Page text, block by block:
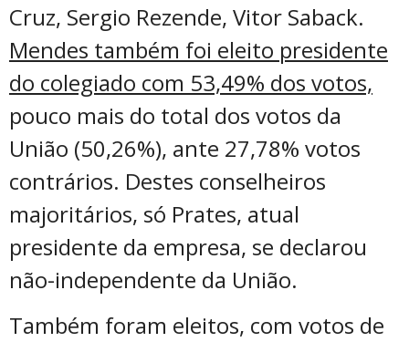
Cruz, Sergio Rezende, Vitor Saback.
Mendes também foi eleito presidente
do colegiado com 53,49% dos votos,
pouco mais do total dos votos da
União (50,26%), ante 27,78% votos
contrários. Destes conselheiros
majoritários, só Prates, atual
presidente da empresa, se declarou
não-independente da União.
Também foram eleitos, com votos de